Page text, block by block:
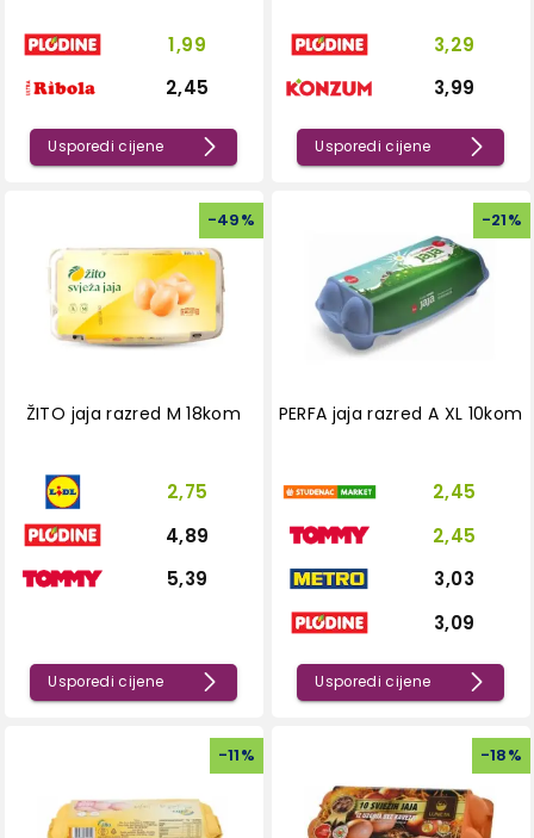
1,99
2,45
Usporedi cijene
3,29
3,99
Usporedi cijene
-49%
ŽITO jaja razred M 18kom
2,75
4,89
5,39
Usporedi cijene
-21%
PERFA jaja razred A XL 10kom
2,45
2,45
3,03
3,09
Usporedi cijene
-11% -18%